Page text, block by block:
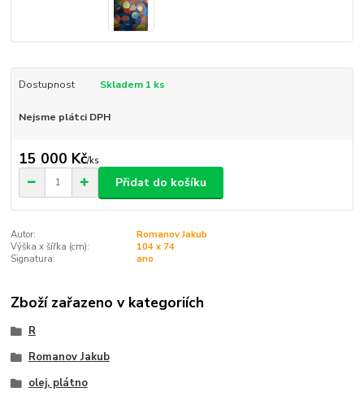
Dostupnost Skladem 1 ks
Nejsme plátci DPH
15 000 Kč/ks
Přidat do košíku
Autor:
Romanov Jakub
Výška x šířka (cm):
104 x 74
Signatura:
ano
Zboží zařazeno v kategoriích
R
Romanov Jakub
olej, plátno